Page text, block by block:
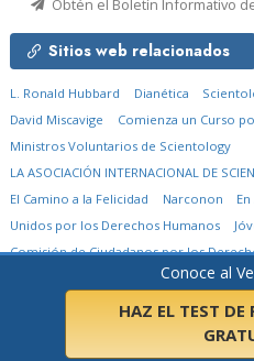
Conoce al
HAZ EL TEST DE
Obtén el Boletín Informativo
Sitios web relacionados
L. Ronald Hubbard Dianética
David Miscavige
Comienza un Curso
Ministros Voluntarios de Scientology
LA ASOCIACIÓN INTERNACIONAL DE
El Camino a la Felicidad
Narconon
Unidos por los Derechos Humanos
Comisión de Ciudadanos por los
Church of Scientology
Aviso de privacidad •Política de cookies